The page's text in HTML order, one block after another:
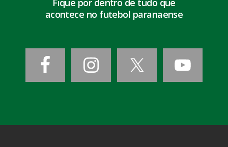
Fique por dentro de tudo que
acontece no futebol paranaense